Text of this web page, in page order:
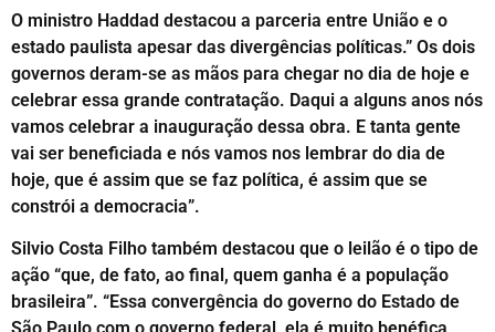
O ministro Haddad destacou a parceria entre União e o
estado paulista apesar das divergências políticas.” Os dois
governos deram-se as mãos para chegar no dia de hoje e
celebrar essa grande contratação. Daqui a alguns anos nós
vamos celebrar a inauguração dessa obra. E tanta gente
vai ser beneficiada e nós vamos nos lembrar do dia de
hoje, que é assim que se faz política, é assim que se
constrói a democracia”.
Silvio Costa Filho também destacou que o leilão é o tipo de
ação “que, de fato, ao final, quem ganha é a população
brasileira”. “Essa convergência do governo do Estado de